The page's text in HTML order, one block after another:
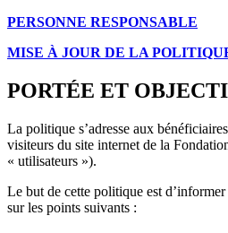
PERSONNE RESPONSABLE
MISE À JOUR DE LA
PORTÉE ET
La politique s’adresse aux
visiteurs du site internet de la
« utilisateurs »).
Le but de cette politique est
sur les points suivants :